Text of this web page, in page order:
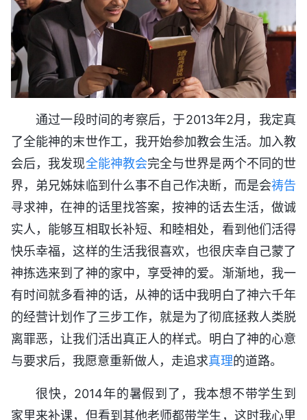
通过一段时间的考察后，于2013年2月，我定真
了全能神的末世作工，我开始参加教会生活。加入教
会后，我发现全能神教会完全与世界是两个不同的世
界，弟兄姊妹临到什么事不自己作决断，而是会祷告
寻求神，在神的话里找答案，按神的话去生活，做诚
实人，能够互相取长补短、和睦相处，看到他们活得
快乐幸福，这样的生活我很喜欢，也很庆幸自己蒙了
神拣选来到了神的家中，享受神的爱。渐渐地，我一
有时间就多看神的话，从神的话中我明白了神六千年
的经营计划作了三步工作，就是为了彻底拯救人类脱
离罪恶，让我们活出真正人的样式。明白了神的心意
与要求后，我愿意重新做人，走追求真理的道路。
很快，2014年的暑假到了，我本想不带学生到
家里来补课，但看到其他老师都带学生，这时我心里